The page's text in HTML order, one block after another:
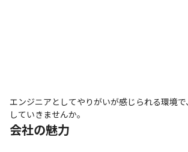
エンジニアとしてやりがいが感じられる環境
していきませんか。
会社の魅力